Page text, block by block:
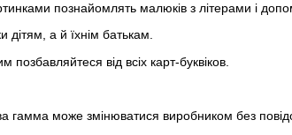
познайомлять малюків з літерами і
дітям, а й їхнім батькам.
від всіх карт-буквіков.
гамма може змінюватися виробником без